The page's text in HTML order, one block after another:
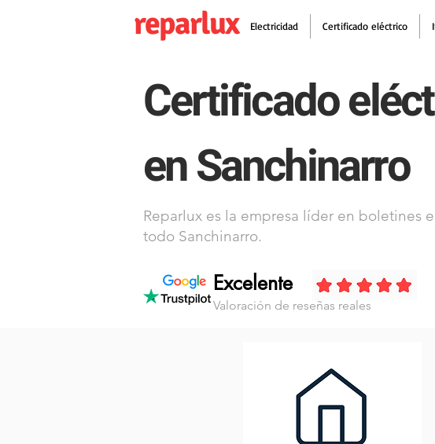
reparlux Electricidad Certificado eléctrico
Certificado
en Sanchinarro
Reparlux es la empresa líder en boletines
todo Sanchinarro.
Valoración de reseñas reales
Excelente